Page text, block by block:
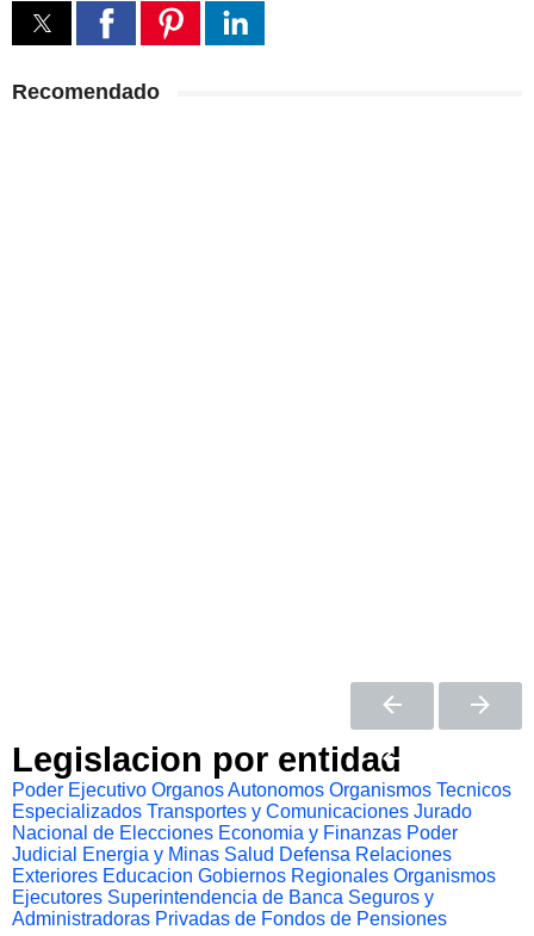
Recomendado
Legislacion por entidad
Poder Ejecutivo Organos Autonomos Organismos Tecnicos
Especializados Transportes y Comunicaciones Jurado
Nacional de Elecciones Economia y Finanzas Poder
Judicial
Energia y Minas Salud Defensa Relaciones
Exteriores Educacion Gobiernos Regionales Organismos
Ejecutores Superintendencia de Banca Seguros y
Administradoras Privadas de Fondos de Pensiones